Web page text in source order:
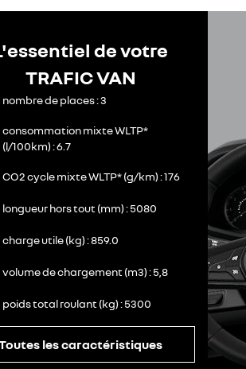
de votre
TRAFIC VAN
nombre de places 3
consommation mixte WLTP*
(l/100km) 6.7
CO2 cycle mixte WLTP* (g/km) 176
longueur hors tout (mm) 5080
charge utile (kg) 859.0
volume de chargement (m3) 5,8
poids total roulant (kg) 5300
les caractéristiques